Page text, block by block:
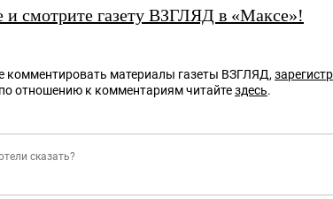
и смотрите газету ВЗГЛЯД в «Максе»!
комментировать материалы газеты ВЗГЛЯД,
отношению к комментариям читайтездесь.